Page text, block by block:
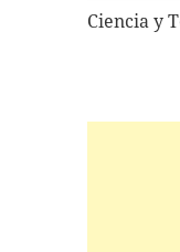
Ciencia y